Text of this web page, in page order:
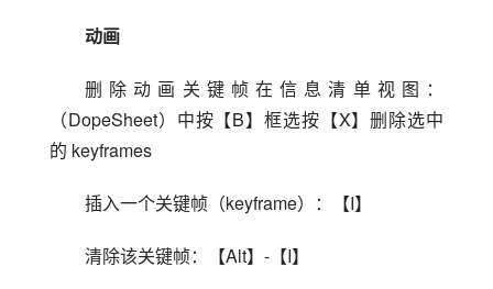
动画
删除动画关键帧在信息清单视图：
（DopeSheet）中按【B】框选按【X】删除选中
的 keyframes
插入一个关键帧（keyframe）：【I】
清除该关键帧：【Alt】-【I】